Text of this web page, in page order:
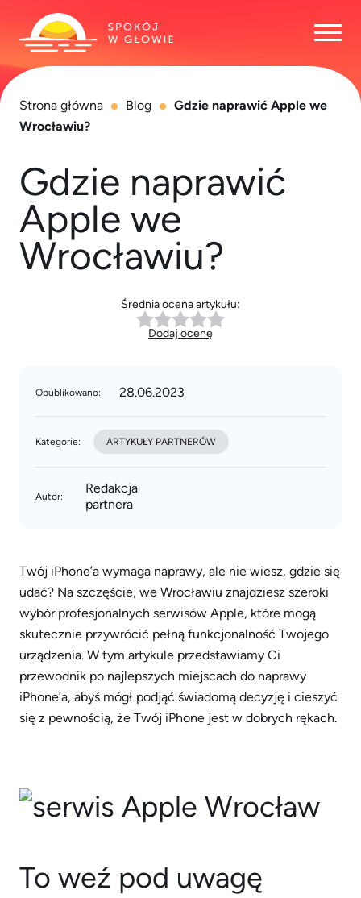
Strona główna Blog
Gdzie naprawić Apple we
Wrocławiu?
Gdzie naprawić
Apple we
Wrocławiu?
Średnia ocena artykułu:
Dodaj ocenę
Autor:
Redakcja
partnera
Opublikowano: 28.06.2023
Kategorie: ARTYKUŁY PARTNERÓW
Twój iPhone’a wymaga naprawy, ale nie wiesz, gdzie się
udać? Na szczęście, we Wrocławiu znajdziesz szeroki
wybór profesjonalnych serwisów Apple, które mogą
skutecznie przywrócić pełną funkcjonalność Twojego
urządzenia. W tym artykule przedstawiamy Ci
przewodnik po najlepszych miejscach do naprawy
iPhone’a, abyś mógł podjąć świadomą decyzję i cieszyć
się z pewnością, że Twój iPhone jest w dobrych rękach.
To weź pod uwagę